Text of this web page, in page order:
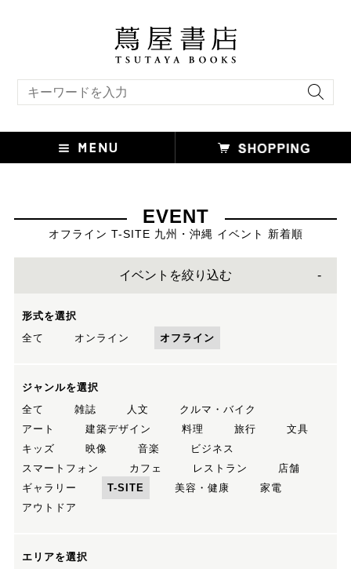
EVENT
オフライン T-SITE 九州・沖縄 イベント 新着順
イベントを絞り込む
形式を選択
全て
オンライン オフライン
ジャンルを選択
全て
雑誌 人文
クルマ・バイク
アート
建築デザイン 料理 旅行
文具
キッズ
映像 音楽
ビジネス
スマートフォン
カフェ レストラン
店舗
ギャラリー
T-SITE 美容・健康
家電
アウトドア
エリアを選択